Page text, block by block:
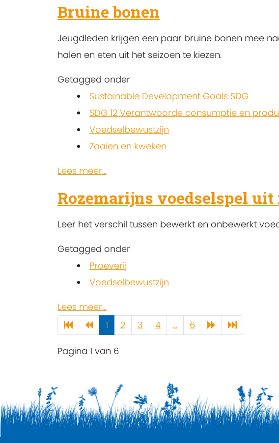
Bruine bonen
Jeugdleden krijgen een paar bruine bonen mee
halen en eten uit het seizoen te kiezen.
Getagged onder
Sustainable Development Goals SDG
SDG 12 Verantwoorde consumptie en
Voedselbewustzijn
Zaaien en kweken
Lees meer...
Rozemarijns voedselspel
Leer het verschil tussen bewerkt en onbewerkt
Getagged onder
Proeverij
Voedselbewustzijn
Lees meer...
1
2 3 4 ... 6
Pagina 1 van 6